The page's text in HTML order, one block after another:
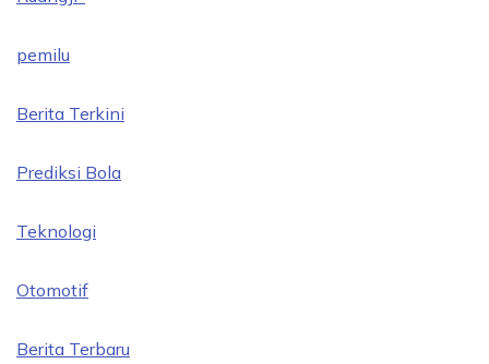
pemilu
Berita Terkini
Prediksi Bola
Teknologi
Otomotif
Berita Terbaru